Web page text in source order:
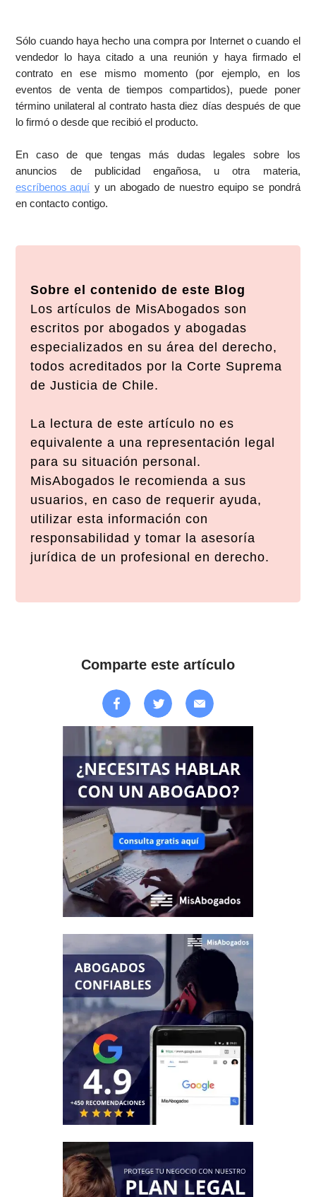
Sólo cuando haya hecho una compra por Internet o cuando el
vendedor lo haya citado a una reunión y haya firmado el
contrato en ese mismo momento (por ejemplo, en los
eventos de venta de tiempos compartidos), puede poner
término unilateral al contrato hasta diez días después de que
lo firmó o desde que recibió el producto.
En caso de que tengas más dudas legales sobre los
anuncios de publicidad engañosa, u otra materia,
escríbenos aquí y un abogado de nuestro equipo se pondrá
en contacto contigo.
Sobre el contenido de este Blog
Los artículos de MisAbogados son
escritos por abogados y abogadas
especializados en su área del derecho,
todos acreditados por la Corte Suprema
de Justicia de Chile.
La lectura de este artículo no es
equivalente a una representación legal
para su situación personal.
MisAbogados le recomienda a sus
usuarios, en caso de requerir ayuda,
utilizar esta información con
responsabilidad y tomar la asesoría
jurídica de un profesional en derecho.
Comparte este artículo